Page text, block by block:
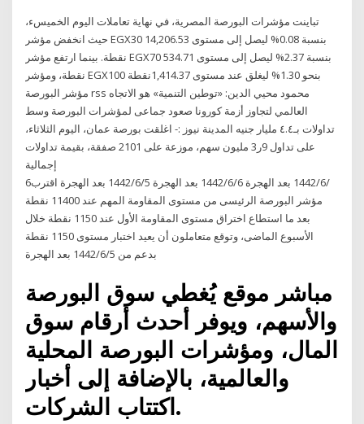
تباينت مؤشرات البورصة المصرية، في نهاية تعاملات اليوم الخميسء،
حيث انخفض مؤشر EGX30 بنسبة 0.08% ليصل إلى مستوى 14,206.53
نقطة. بينما ارتفع مؤشر EGX70 بنسبة 2.37% ليصل إلى مستوى 534.71
نقطة، ومؤشر EGX100 بنحو 1.30% ليغلق عند مستوى 1,414.37نقطة
مؤشر البورصة rss محمود محيي الدين: «توطين التنمية» هو الاتجاه
العالمي لتجاوز أزمة كورونا صعود جماعى لمؤشرات البورصة وسط
تداولات بـ٤.٤ مليار جنيه المدينة نيوز :- اغلقت بورصة عمان، اليوم الثلاثاء،
على تداول 9ر3 مليون سهم، موزعة على 2101 صفقة، بقيمة تداولات
إجمالية
6‏‏/6‏‏/1442 بعد الهجرة 6‏‏/6‏‏/1442 بعد الهجرة 5‏‏/6‏‏/1442 بعد الهجرة اقترب
مؤشر البورصة الرئيسى من مستوى المقاومة المهم عند 11400 نقطة
بعد ما استطاع اختراق مستوى المقاومة الأول عند 1150 نقطة خلال
الأسبوع الماضى، وتوقع متعاملون أن يعيد اختبار مستوى 1150 نقطة
بدعم من 5‏‏/6‏‏/1442 بعد الهجرة
مباشر موقع يُغطي سوق البورصة
والأسهم، ويوفر أحدث أرقام سوق
المال، ومؤشرات البورصة المحلية
والعالمية، بالإضافة إلى أخبار
اكتتاب الشركات.